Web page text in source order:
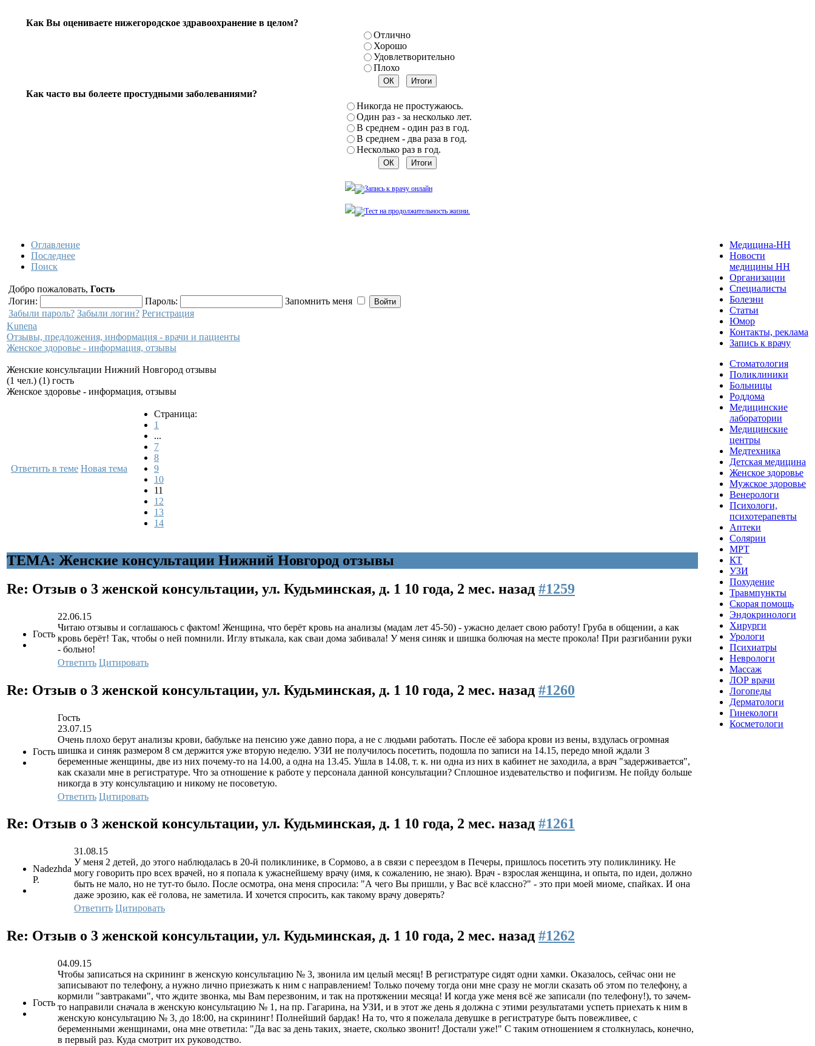
Как Вы оцениваете нижегородское здравоохранение в целом?
Отлично
Хорошо
Удовлетворительно
Плохо
Как часто вы болеете простудными заболеваниями?
Никогда не простужаюсь.
Один раз - за несколько лет.
В среднем - один раз в год.
В среднем - два раза в год.
Несколько раз в год.
Оглавление
Последнее
Поиск
Добро пожаловать, Гость
Логин:
Пароль:
Запомнить меня
Забыли пароль? Забыли логин? Регистрация
Kunena
Отзывы, предложения, информация - врачи и пациенты
Женское здоровье - информация, отзывы
Женские консультации Нижний Новгород отзывы
(1 чел.) (1) гость
Женское здоровье - информация, отзывы
Ответить в теме Новая тема
Страница:
1
...
7
8
9
10
11
12
13
14
ТЕМА: Женские консультации Нижний Новгород отзывы
Re: Отзыв о 3 женской консультации, ул. Кудьминская, д. 1 10 года, 2 мес. назад #1259
Гость
22.06.15
Читаю отзывы и соглашаюсь с фактом! Женщина, что берёт кровь на анализы (мадам лет 45-50) - ужасно делает свою работу! Груба в общении, а как
кровь берёт! Так, чтобы о ней помнили. Иглу втыкала, как сваи дома забивала! У меня синяк и шишка болючая на месте прокола! При разгибании руки
- больно!
Ответить Цитировать
Re: Отзыв о 3 женской консультации, ул. Кудьминская, д. 1 10 года, 2 мес. назад #1260
Гость
Гость
23.07.15
Очень плохо берут анализы крови, бабульке на пенсию уже давно пора, а не с людьми работать. После её забора крови из вены, вздулась огромная
шишка и синяк размером 8 см держится уже вторую неделю. УЗИ не получилось посетить, подошла по записи на 14.15, передо мной ждали 3
беременные женщины, две из них почему-то на 14.00, а одна на 13.45. Ушла в 14.08, т. к. ни одна из них в кабинет не заходила, а врач "задерживается",
как сказали мне в регистратуре. Что за отношение к работе у персонала данной консультации? Сплошное издевательство и пофигизм. Не пойду больше
никогда в эту консультацию и никому не посоветую.
Ответить Цитировать
Re: Отзыв о 3 женской консультации, ул. Кудьминская, д. 1 10 года, 2 мес. назад #1261
Nadezhda
P.
31.08.15
У меня 2 детей, до этого наблюдалась в 20-й поликлинике, в Сормово, а в связи с переездом в Печеры, пришлось посетить эту поликлинику. Не
могу говорить про всех врачей, но я попала к ужаснейшему врачу (имя, к сожалению, не знаю). Врач - взрослая женщина, и опыта, по идеи, должно
быть не мало, но не тут-то было. После осмотра, она меня спросила: "А чего Вы пришли, у Вас всё классно?" - это при моей миоме, спайках. И она
даже эрозию, как её голова, не заметила. И хочется спросить, как такому врачу доверять?
Ответить Цитировать
Re: Отзыв о 3 женской консультации, ул. Кудьминская, д. 1 10 года, 2 мес. назад #1262
Гость
04.09.15
Чтобы записаться на скрининг в женскую консультацию № 3, звонила им целый месяц! В регистратуре сидят одни хамки. Оказалось, сейчас они не
записывают по телефону, а нужно лично приезжать к ним с направлением! Только почему тогда они мне сразу не могли сказать об этом по телефону, а
кормили "завтраками", что ждите звонка, мы Вам перезвоним, и так на протяжении месяца! И когда уже меня всё же записали (по телефону!), то зачем-
то направили сначала в женскую консультацию № 1, на пр. Гагарина, на УЗИ, и в этот же день я должна с этими результатами успеть приехать к ним в
женскую консультацию № 3, до 18:00, на скрининг! Полнейший бардак! На то, что я пожелала девушке в регистратуре быть повежливее, с
беременными женщинами, она мне ответила: "Да вас за день таких, знаете, сколько звонит! Достали уже!" С таким отношением я столкнулась, конечно,
в первый раз. Куда смотрит их руководство.
Медицина-НН
Новости
медицины НН
Организации
Специалисты
Болезни
Статьи
Юмор
Контакты, реклама
Запись к врачу
Стоматология
Поликлиники
Больницы
Роддома
Медицинские
лаборатории
Медицинские
центры
Медтехника
Детская медицина
Женское здоровье
Мужское здоровье
Венерологи
Психологи,
психотерапевты
Аптеки
Солярии
МРТ
КТ
УЗИ
Похудение
Травмпункты
Скорая помощь
Эндокринологи
Хирурги
Урологи
Психиатры
Неврологи
Массаж
ЛОР врачи
Логопеды
Дерматологи
Гинекологи
Косметологи